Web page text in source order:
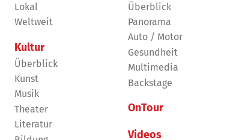
Lokal
Weltweit
Kultur
Überblick
Kunst
Musik
Theater
Literatur
Überblick
Panorama
Auto / Motor
Gesundheit
Multimedia
Backstage
OnTour
Videos